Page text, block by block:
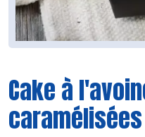
Cake à
caramélisées